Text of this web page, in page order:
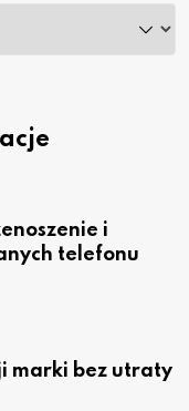
i
telefonu
marki bez utraty